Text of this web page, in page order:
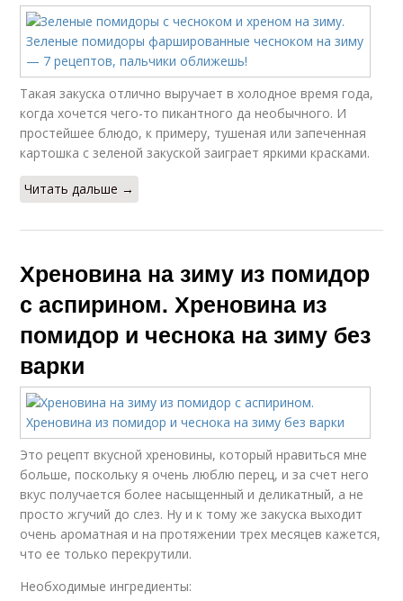
Такая закуска отлично выручает в холодное время года,
когда хочется чего-то пикантного да необычного. И
простейшее блюдо, к примеру, тушеная или запеченная
картошка с зеленой закуской заиграет яркими красками.
Читать дальше →
Хреновина на зиму из помидор
с аспирином. Хреновина из
помидор и чеснока на зиму без
варки
Это рецепт вкусной хреновины, который нравиться мне
больше, поскольку я очень люблю перец, и за счет него
вкус получается более насыщенный и деликатный, а не
просто жгучий до слез. Ну и к тому же закуска выходит
очень ароматная и на протяжении трех месяцев кажется,
что ее только перекрутили.
Необходимые ингредиенты: